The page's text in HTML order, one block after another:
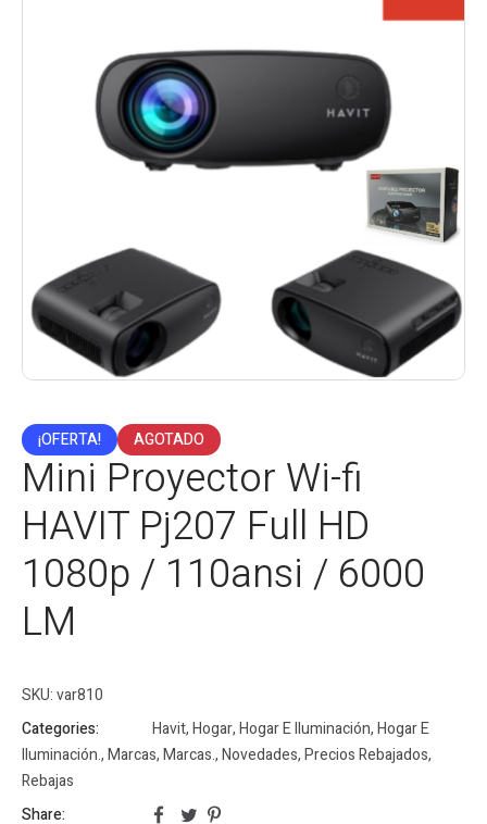
¡OFERTA! AGOTADO
Mini Proyector Wi-fi
HAVIT Pj207 Full HD
1080p / 110ansi / 6000
LM
SKU:var810
Categories:
Havit,Hogar,Hogar E Iluminación,Hogar E
Iluminación.,Marcas,Marcas.,Novedades,Precios Rebajados,
Rebajas
Share: